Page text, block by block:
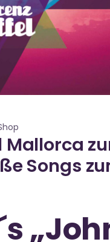
Songs